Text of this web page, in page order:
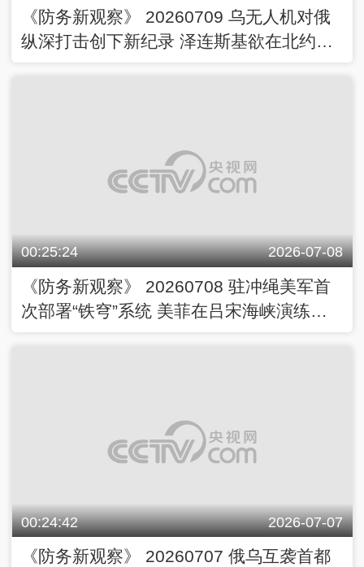
《防务新观察》 20260709 乌无人机对俄
纵深打击创下新纪录 泽连斯基欲在北约峰
00:25:24 2026-07-08
《防务新观察》 20260708 驻冲绳美军首
次部署“铁穹”系统 美菲在吕宋海峡演练分
00:24:42 2026-07-07
《防务新观察》 20260707 俄乌互袭首都